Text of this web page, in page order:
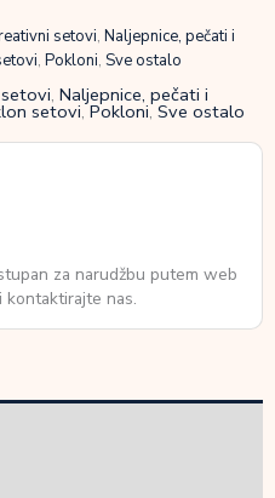
setovi, Naljepnice, pečati i
, Pokloni, Sve ostalo
, Naljepnice, pečati i
setovi,Pokloni, Sve ostalo
za narudžbu putem web
nas.